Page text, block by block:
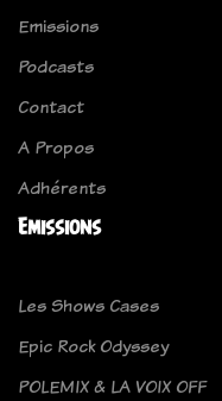
Emissions
Podcasts
Contact
A Propos
Adhérents
Emissions
Les Shows Cases
Epic Rock Odyssey
POLEMIX & LA VOIX OFF